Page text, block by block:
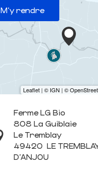
M'y rendre
Ferme LG Bio
808 La Guiblaie
Le Tremblay
49420 LE
D'ANJOU